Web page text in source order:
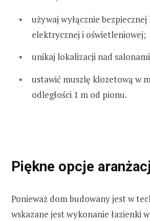
używaj wyłącznie
elektrycznej i oświetleniowej;
unikaj lokalizacji nad
ustawić muszlę klozetową w
odległości 1 m od pionu.
Piękne opcje
Ponieważ dom budowany jest w
wskazane jest wykonanie łazienki